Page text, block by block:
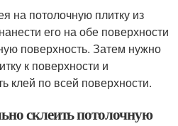
на потолочную плитку из
его на обе поверхности
поверхность. Затем нужно
к поверхности и
клей по всей поверхности.
склеить потолочную